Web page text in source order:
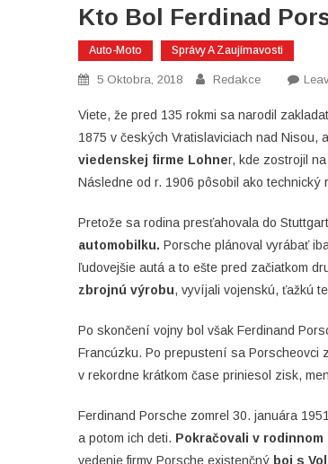
Kto Bol Ferdinad
Auto-Moto Správy A Zaujímavosti
5 Oktobra, 2018 Redakce
Viete, že pred 135 rokmi sa narodil
1875 v českých Vratislaviciach nad Nisou,
viedenskej firme Lohner, kde zostrojil
Následne od r. 1906 pôsobil ako
Pretože sa rodina presťahovala do
automobilku. Porsche plánoval vyrábať
ľudovejšie autá a to ešte pred začiatkom
zbrojnú výrobu, vyvíjali vojenskú, ťažkú
Po skončení vojny bol však Ferdinand
Francúzku. Po prepustení sa Porscheovci
v rekordne krátkom čase priniesol zisk,
Ferdinand Porsche zomrel 30. januára
a potom ich deti. Pokračovali v rodinnom
vedenie firmy Porsche existenčný boj s